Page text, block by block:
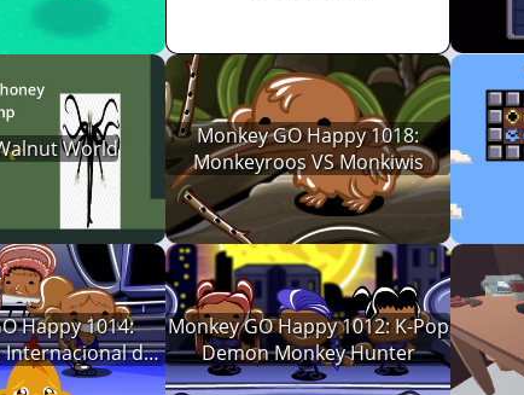
World
Monkey GO Happy 1018:
Monkeyroos VS Monkiwis
Happy 1014:
Internacional de
Artística
Monkey GO Happy 1012: K-Pop
Demon Monkey Hunter